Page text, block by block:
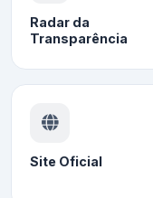
Radar da
Transparência
Site Oficial